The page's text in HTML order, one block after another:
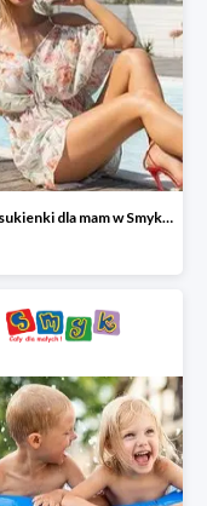
Letnie sukienki dla mam w Smyku do -25%